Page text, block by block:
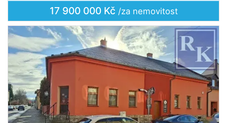
17 900 000 Kč /za nemovitost